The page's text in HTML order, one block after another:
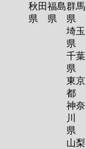
秋田
県
福島
県
群馬
県
埼玉
県
千葉
県
東京
都
神奈
川
県
山梨